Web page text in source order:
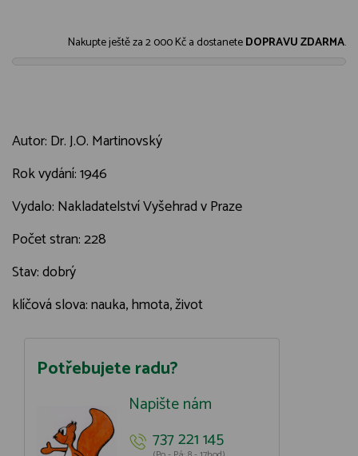
Nakupte ještě za2 000 Kča dostaneteDOPRAVU ZDARMA.
Autor: Dr. J.O. Martinovský
Rok vydání: 1946
Vydalo: Nakladatelství Vyšehrad v Praze
Počet stran: 228
Stav: dobrý
klíčová slova: nauka, hmota, život
Potřebujete radu?
Napište nám
737 221 145